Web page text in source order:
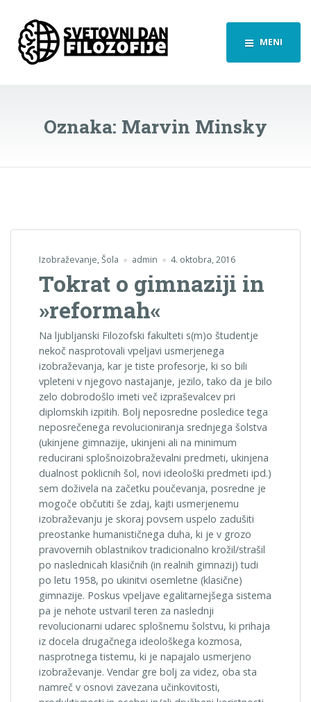
MENI
Oznaka: Marvin Minsky
Izobraževanje,Šola admin 4. oktobra, 2016
Tokrat o gimnaziji in
»reformah«
Na ljubljanski Filozofski fakulteti s(m)o študentje
nekoč nasprotovali vpeljavi usmerjenega
izobraževanja, kar je tiste profesorje, ki so bili
vpleteni v njegovo nastajanje, jezilo, tako da je bilo
zelo dobrodošlo imeti več izpraševalcev pri
diplomskih izpitih. Bolj neposredne posledice tega
neposrečenega revolucioniranja srednjega šolstva
(ukinjene gimnazije, ukinjeni ali na minimum
reducirani splošnoizobraževalni predmeti, ukinjena
dualnost poklicnih šol, novi ideološki predmeti ipd.)
sem doživela na začetku poučevanja, posredne je
mogoče občutiti še zdaj, kajti usmerjenemu
izobraževanju je skoraj povsem uspelo zadušiti
preostanke humanističnega duha, ki je v grozo
pravovernih oblastnikov tradicionalno krožil/strašil
po naslednicah klasičnih (in realnih gimnazij) tudi
po letu 1958, po ukinitvi osemletne (klasične)
gimnazije. Poskus vpeljave egalitarnejšega sistema
pa je nehote ustvaril teren za naslednji
revolucionarni udarec splošnemu šolstvu, ki prihaja
iz docela drugačnega ideološkega kozmosa,
nasprotnega tistemu, ki je napajalo usmerjeno
izobraževanje. Vendar gre bolj za videz, oba sta
namreč v osnovi zavezana učinkovitosti,